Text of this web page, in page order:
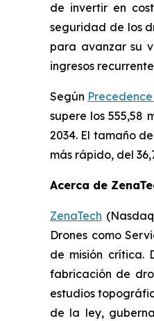
de invertir en
seguridad de los
para avanzar su
ingresos
Según
supere los 555,58
2034. El tamaño
más rápido, del
Acerca de
ZenaTech
Drones como
de misión crítica.
fabricación de
estudios
de la ley,